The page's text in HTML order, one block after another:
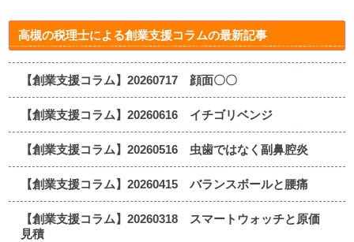
高槻の税理士による創業支援コラムの最新記事
【創業支援コラム】20260717 顔面〇〇
【創業支援コラム】20260616 イチゴリベンジ
【創業支援コラム】20260516 虫歯ではなく副鼻腔炎
【創業支援コラム】20260415 バランスボールと腰痛
【創業支援コラム】20260318 スマートウォッチと原価
見積